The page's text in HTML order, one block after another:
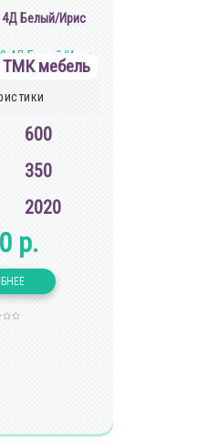
Белый/Ирис
ТМК мебель
600
350
2020
р.